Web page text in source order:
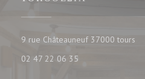
9 rue Châteauneuf 37000 tours
02 47 22 06 35